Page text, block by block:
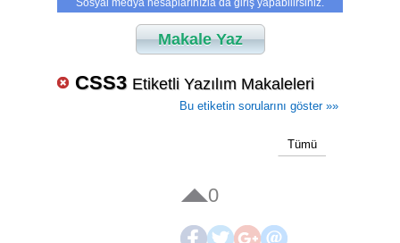
Makale Yaz
CSS3 Etiketli Yazılım Makaleleri
Bu etiketin sorularını göster »»
Tümü
0